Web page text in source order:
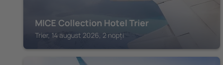
MICE Collection Hotel Trier
Trier, 14 august 2026, 2 nopți